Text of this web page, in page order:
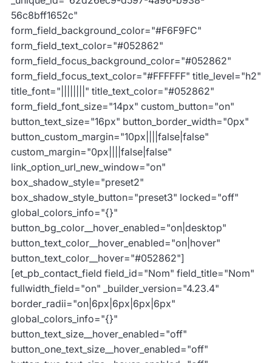
56c8bff1652c"
form_field_background_color="#F6F9FC"
form_field_text_color="#052862"
form_field_focus_background_color="#052862"
form_field_focus_text_color="#FFFFFF" title_level="h2"
title_font="||||||||" title_text_color="#052862"
form_field_font_size="14px" custom_button="on"
button_text_size="16px" button_border_width="0px"
button_custom_margin="10px||||false|false"
custom_margin="0px||||false|false"
link_option_url_new_window="on"
box_shadow_style="preset2"
box_shadow_style_button="preset3" locked="off"
global_colors_info="{}"
button_bg_color__hover_enabled="on|desktop"
button_text_color__hover_enabled="on|hover"
button_text_color__hover="#052862"]
[et_pb_contact_field field_id="Nom" field_title="Nom"
fullwidth_field="on" _builder_version="4.23.4"
border_radii="on|6px|6px|6px|6px"
global_colors_info="{}"
button_text_size__hover_enabled="off"
button_one_text_size__hover_enabled="off"